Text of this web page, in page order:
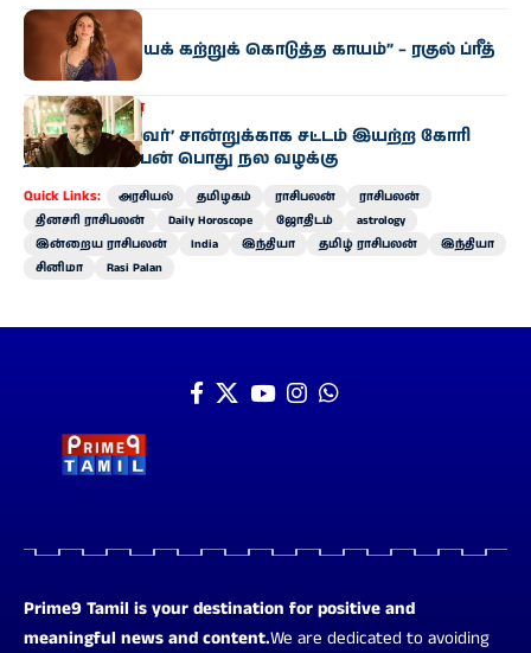
சினிமா
“பொறுமை​யைக் கற்​றுக் கொடுத்த காயம்” – ரகுல் ப்ரீத்
சிங் உருக்​கம்
தமிழகம்சினிமா
‘சாதி, மதமற்றவர்’ சான்றுக்காக சட்டம் இயற்ற கோரி
நடிகர் பார்த்திபன் பொது நல வழக்கு
Quick Links: அரசியல் தமிழகம் ராசிபலன்
ராசிபலன்
தினசரி ராசிபலன்
Daily Horoscope ஜோதிடம்
astrology
இன்றைய ராசிபலன்
India இந்தியா தமிழ் ராசிபலன்
இந்தியா
சினிமா
Rasi Palan
Prime9 Tamil is your destination for positive and
meaningful news and content.We are dedicated to avoiding